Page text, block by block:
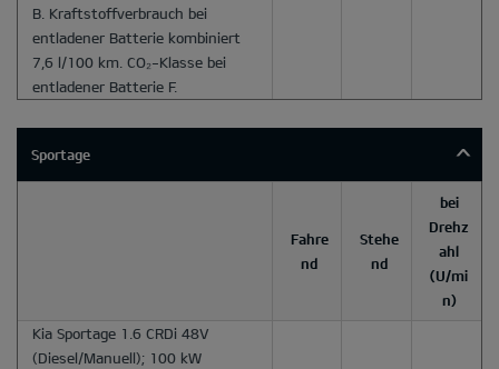
B. Kraftstoffverbrauch bei
entladener Batterie kombiniert
7,6 l/100 km. CO₂-Klasse bei
entladener Batterie F.
Sportage
Fahre
nd
Stehe
nd
bei
Drehz
ahl
(U/mi
n)
Kia Sportage 1.6 CRDi 48V
(Diesel/Manuell); 100 kW